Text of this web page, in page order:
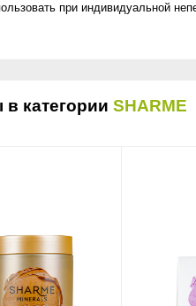
при индивидуальной
категории SHARME